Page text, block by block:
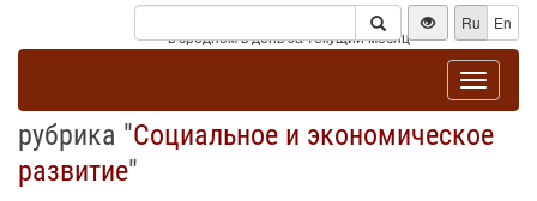
Посетители
* - в среднем в день за текущий месяц
Ru En
Toggle
рубрика "Социальное и экономическое
развитие"